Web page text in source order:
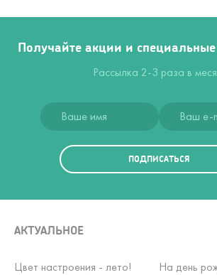
Получайте акции и
Рассылка 2-3 раза в
ПОДПИСАТЬСЯ
АКТУАЛЬНОЕ
Цвет настроения - лето!
На день